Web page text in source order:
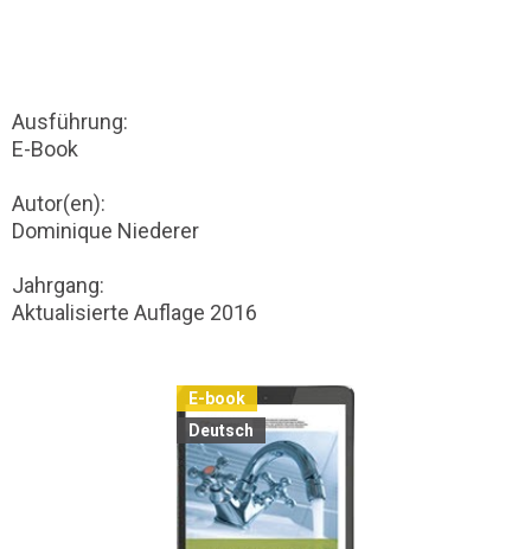
Ausführung:
E-Book
Autor(en):
Dominique Niederer
Jahrgang:
Aktualisierte Auflage 2016
E-book
Deutsch